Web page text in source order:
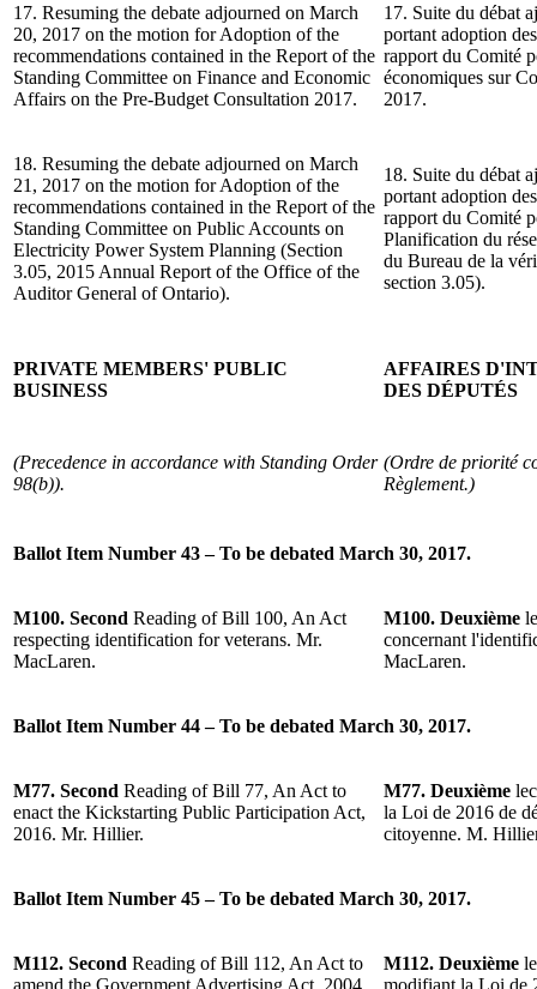
17. Resuming the debate adjourned on March
20, 2017 on the motion for Adoption of the
recommendations contained in the Report of the
Standing Committee on Finance and Economic
Affairs on the Pre-Budget Consultation 2017.
17. Suite du débat
portant adoption
rapport du Comité
économiques sur
2017.
18. Resuming the debate adjourned on March
21, 2017 on the motion for Adoption of the
recommendations contained in the Report of the
Standing Committee on Public Accounts on
Electricity Power System Planning (Section
3.05, 2015 Annual Report of the Office of the
Auditor General of Ontario).
18. Suite du débat
portant adoption
rapport du Comité
Planification du
du Bureau de la
section 3.05).
PRIVATE MEMBERS' PUBLIC
BUSINESS
AFFAIRES
DES DÉPUTÉS
(Precedence in accordance with Standing Order
98(b)).
(Ordre de priorité
Règlement.)
Ballot Item Number 43 – To be debated March 30, 2017.
M100. Second Reading of Bill 100, An Act
respecting identification for veterans. Mr.
MacLaren.
M100. Deuxième
concernant
MacLaren.
Ballot Item Number 44 – To be debated March 30, 2017.
M77. Second Reading of Bill 77, An Act to
enact the Kickstarting Public Participation Act,
2016. Mr. Hillier.
M77. Deuxième
la Loi de 2016 de
citoyenne. M.
Ballot Item Number 45 – To be debated March 30, 2017.
M112. Second Reading of Bill 112, An Act to
amend the Government Advertising Act, 2004.
M112. Deuxième
modifiant la Loi de